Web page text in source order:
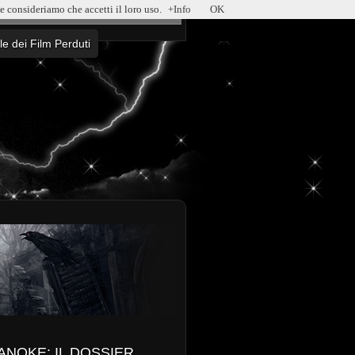
dei Film Perduti
consideriamo che accetti il loro uso. +Info OK